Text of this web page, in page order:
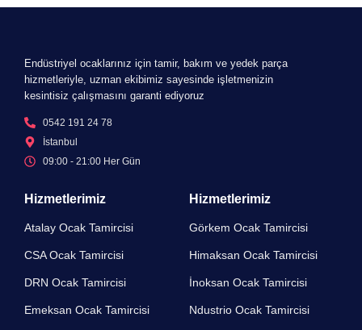
Endüstriyel ocaklarınız için tamir, bakım ve yedek parça
hizmetleriyle, uzman ekibimiz sayesinde işletmenizin
kesintisiz çalışmasını garanti ediyoruz
0542 191 24 78
İstanbul
09:00 - 21:00 Her Gün​
Hizmetlerimiz
Atalay Ocak Tamircisi
CSA Ocak Tamircisi
DRN Ocak Tamircisi​
Emeksan Ocak Tamircisi​
Hizmetlerimiz
Görkem Ocak Tamircisi
Himaksan Ocak Tamircisi
İnoksan Ocak Tamircisi
Ndustrio Ocak Tamircisi